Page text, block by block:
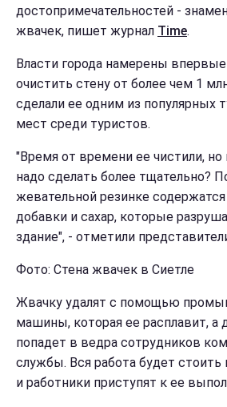
достопримечательностей -
жвачек, пишет журнал Time.
Власти города намерены впервые
очистить стену от более чем 1
сделали ее одним из популярных
мест среди туристов.
"Время от времени ее чистили, но
надо сделать более тщательно?
жевательной резинке
добавки и сахар, которые
здание", - отметили
Фото: Стена жвачек в Сиетле
Жвачку удалят с помощью
машины, которая ее расплавит, а
попадет в ведра сотрудников
службы. Вся работа будет
и работники приступят к ее